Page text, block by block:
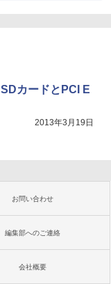
カードとPCI E
2013年3月19日
お問い合わせ
編集部へのご連絡
会社概要